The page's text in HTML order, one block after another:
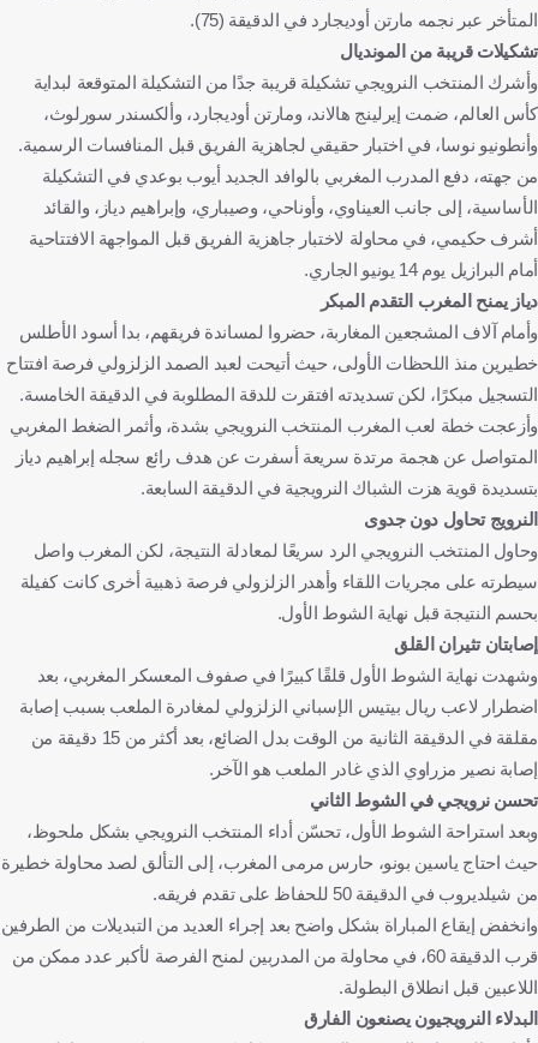
المتأخر عبر نجمه مارتن أوديجارد في الدقيقة (75).
تشكيلات قريبة من المونديال
وأشرك المنتخب النرويجي تشكيلة قريبة جدًا من التشكيلة المتوقعة لبداية
كأس العالم، ضمت إيرلينج هالاند، ومارتن أوديجارد، وألكسندر سورلوث،
وأنطونيو نوسا، في اختبار حقيقي لجاهزية الفريق قبل المنافسات الرسمية.
من جهته، دفع المدرب المغربي بالوافد الجديد أيوب بوعدي في التشكيلة
الأساسية، إلى جانب العيناوي، وأوناحي، وصيباري، وإبراهيم دياز، والقائد
أشرف حكيمي، في محاولة لاختبار جاهزية الفريق قبل المواجهة الافتتاحية
أمام البرازيل يوم 14 يونيو الجاري.
دياز يمنح المغرب التقدم المبكر
وأمام آلاف المشجعين المغاربة، حضروا لمساندة فريقهم، بدا أسود الأطلس
خطيرين منذ اللحظات الأولى، حيث أتيحت لعبد الصمد الزلزولي فرصة افتتاح
التسجيل مبكرًا، لكن تسديدته افتقرت للدقة المطلوبة في الدقيقة الخامسة.
وأزعجت خطة لعب المغرب المنتخب النرويجي بشدة، وأثمر الضغط المغربي
المتواصل عن هجمة مرتدة سريعة أسفرت عن هدف رائع سجله إبراهيم دياز
بتسديدة قوية هزت الشباك النرويجية في الدقيقة السابعة.
النرويج تحاول دون جدوى
وحاول المنتخب النرويجي الرد سريعًا لمعادلة النتيجة، لكن المغرب واصل
سيطرته على مجريات اللقاء وأهدر الزلزولي فرصة ذهبية أخرى كانت كفيلة
بحسم النتيجة قبل نهاية الشوط الأول.
إصابتان تثيران القلق
وشهدت نهاية الشوط الأول قلقًا كبيرًا في صفوف المعسكر المغربي، بعد
اضطرار لاعب ريال بيتيس الإسباني الزلزولي لمغادرة الملعب بسبب إصابة
مقلقة في الدقيقة الثانية من الوقت بدل الضائع، بعد أكثر من 15 دقيقة من
إصابة نصير مزراوي الذي غادر الملعب هو الآخر.
تحسن نرويجي في الشوط الثاني
وبعد استراحة الشوط الأول، تحسّن أداء المنتخب النرويجي بشكل ملحوظ،
حيث احتاج ياسين بونو، حارس مرمى المغرب، إلى التألق لصد محاولة خطيرة
من شيلديروب في الدقيقة 50 للحفاظ على تقدم فريقه.
وانخفض إيقاع المباراة بشكل واضح بعد إجراء العديد من التبديلات من الطرفين
قرب الدقيقة 60، في محاولة من المدربين لمنح الفرصة لأكبر عدد ممكن من
اللاعبين قبل انطلاق البطولة.
البدلاء النرويجيون يصنعون الفارق